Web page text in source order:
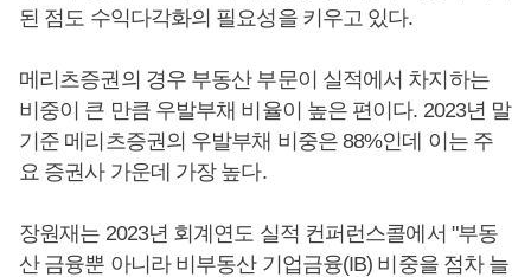
된 점도 수익다각화의 필요성을 키우고 있다.
메리츠증권의 경우 부동산 부문이 실적에서 차지하는
비중이 큰 만큼 우발부채 비율이 높은 편이다. 2023년 말
기준 메리츠증권의 우발부채 비중은 88%인데 이는 주
요 증권사 가운데 가장 높다.
장원재는 2023년 회계연도 실적 컨퍼런스콜에서 "부동
산 금융뿐 아니라 비부동산 기업금융(IB) 비중을 점차 늘